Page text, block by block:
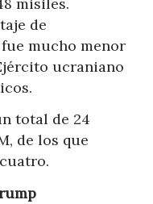
de
mucho menor
ucraniano
total de 24
de los que